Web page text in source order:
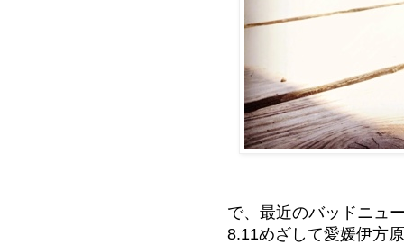
で、最近のバッドニュ
8.11めざして愛媛伊方